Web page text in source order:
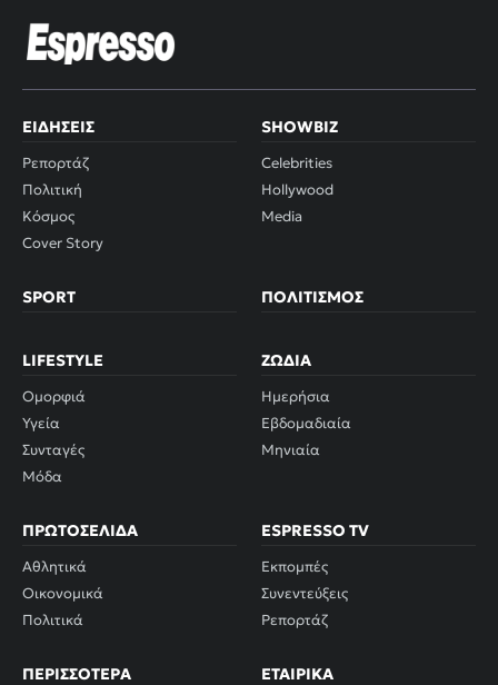
ΕΙΔΉΣΕΙΣ
Ρεπορτάζ
Πολιτική
Κόσμος
Cover Story
SHOWBIZ
Celebrities
Hollywood
Media
SPORT ΠΟΛΙΤΙΣΜΌΣ
LIFESTYLE
Ομορφιά
Υγεία
Συνταγές
Μόδα
ΖΏΔΙΑ
Ημερήσια
Εβδομαδιαία
Μηνιαία
ΠΡΩΤΟΣΈΛΙΔΑ
Αθλητικά
Οικονομικά
Πολιτικά
ESPRESSO TV
Εκπομπές
Συνεντεύξεις
Ρεπορτάζ
ΠΕΡΙΣΣΌΤΕΡΑ ΕΤΑΙΡΙΚΆ